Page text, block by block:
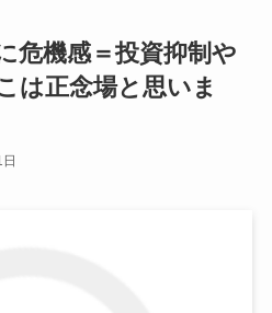
危機感＝投資抑制や
は正念場と思いま